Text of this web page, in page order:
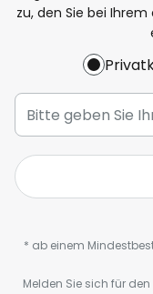
zu, den Sie bei
* ab einem
Melden Sie sich für